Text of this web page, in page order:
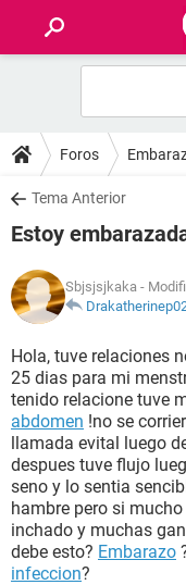
FOROS
SALUD
FAMILIA
NUTRICIÓN
BIENESTAR
SEXUALIDAD
GLOSARIO
Foros
Tema Anterior
Estoy
Sbjsjsjkaka -
Hola, tuve relaciones
25 dias para mi
tenido relacione tuve
abdomen !no se
llamada evital luego
despues tuve flujo
seno y lo sentia
hambre pero si
inchado y muchas
debe esto? Embarazo
infeccion?